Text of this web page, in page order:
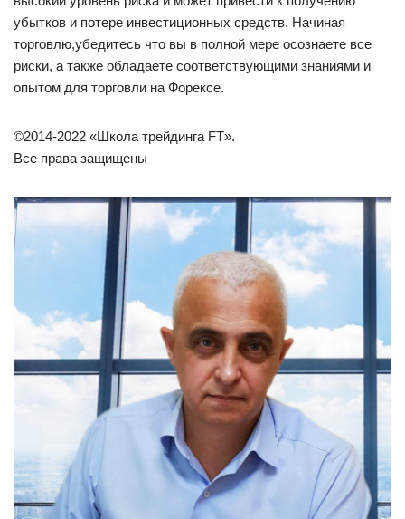
убытков и потере инвестиционных средств. Начиная
торговлю,убедитесь что вы в полной мере осознаете все
риски, а также обладаете соответствующими знаниями и
опытом для торговли на Форексе.
©2014-2022 «Школа трейдинга FT».
Все права защищены